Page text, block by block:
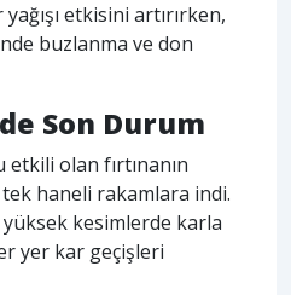
etkisini artırırken,
buzlanma ve don
Son Durum
olan fırtınanın
tek haneli rakamlara indi.
kesimlerde karla
yer kar geçişleri